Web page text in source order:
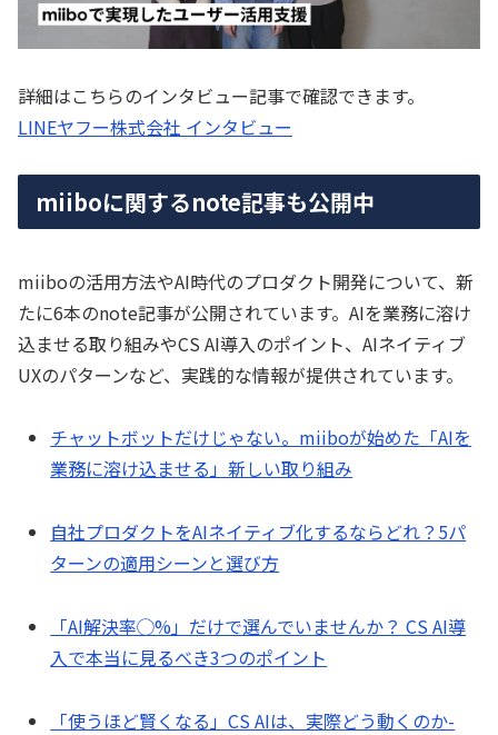
詳細はこちらのインタビュー記事で確認できます。
LINEヤフー株式会社 インタビュー
miiboに関するnote記事も公開中
miiboの活用方法やAI時代のプロダクト開発について、新
たに6本のnote記事が公開されています。AIを業務に溶け
込ませる取り組みやCS AI導入のポイント、AIネイティブ
UXのパターンなど、実践的な情報が提供されています。
チャットボットだけじゃない。miiboが始めた「AIを
業務に溶け込ませる」新しい取り組み
自社プロダクトをAIネイティブ化するならどれ？5パ
ターンの適用シーンと選び方
「AI解決率◯%」だけで選んでいませんか？ CS AI導
入で本当に見るべき3つのポイント
「使うほど賢くなる」CS AIは、実際どう動くのか-